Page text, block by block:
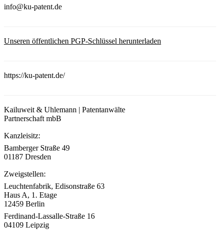
info@ku-patent.de
Unseren öffentlichen PGP-Schlüssel herunterladen
https://ku-patent.de/
Kailuweit & Uhlemann | Patentanwälte
Partnerschaft mbB
Kanzleisitz:
Bamberger Straße 49
01187 Dresden
Zweigstellen:
Leuchtenfabrik, Edisonstraße 63
Haus A, 1. Etage
12459 Berlin
Ferdinand-Lassalle-Straße 16
04109 Leipzig